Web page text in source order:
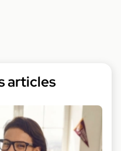
articles